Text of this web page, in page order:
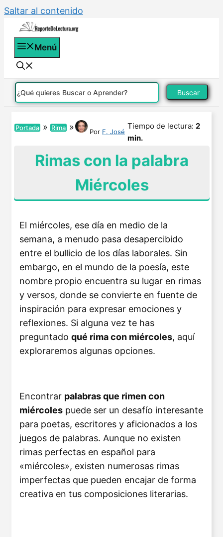
Saltar al contenido
Menú
Buscar
Portada » Rima » Por F. José
Tiempo de lectura: 2
min.
Rimas con la palabra
Miércoles
El miércoles, ese día en medio de la
semana, a menudo pasa desapercibido
entre el bullicio de los días laborales. Sin
embargo, en el mundo de la poesía, este
nombre propio encuentra su lugar en rimas
y versos, donde se convierte en fuente de
inspiración para expresar emociones y
reflexiones. Si alguna vez te has
preguntado qué rima con miércoles, aquí
exploraremos algunas opciones.
Encontrar palabras que rimen con
miércoles puede ser un desafío interesante
para poetas, escritores y aficionados a los
juegos de palabras. Aunque no existen
rimas perfectas en español para
«miércoles», existen numerosas rimas
imperfectas que pueden encajar de forma
creativa en tus composiciones literarias.